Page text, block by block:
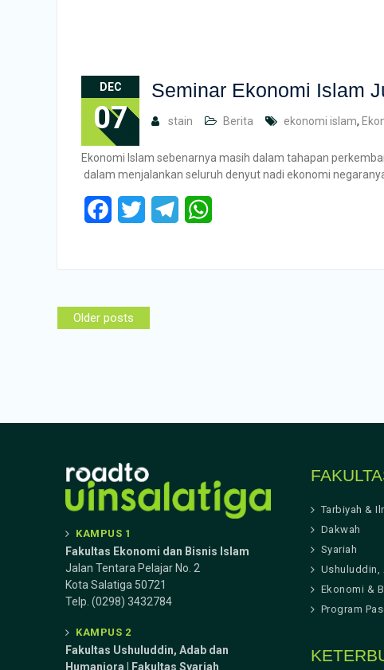
DEC
07
Seminar Ekonomi Islam
stain Berita ekonomi islam,
Ekonomi Islam sebenarnya masih dalam tahapan
dalam menjalankan seluruh denyut nadi ekonomi
Facebook
Twitter Telegram
Posts
navigation
Older posts
KAMPUS 1
Fakultas Ekonomi dan Bisnis Islam
Jalan Tentara Pelajar No. 2
Kota Salatiga 50721
Telp. (0298) 3432784
KAMPUS 2
Fakultas Ushuluddin, Adab dan
Humaniora | Fakultas Syariah
Tarbiyah &
Dakwah
Syariah
Ushuluddin,
Ekonomi &
Program